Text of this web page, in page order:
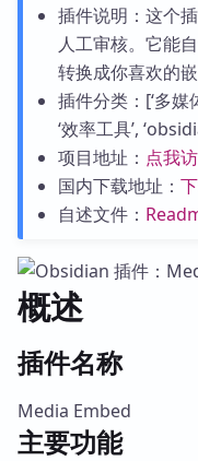
插件说明：这个
人工审核。它能
转换成你喜欢的嵌
插件分类：[‘多媒
‘效率工具’,
项目地址： 点我
国内下载地址：
自述文件：
概述
插件名称
Media Embed
主要功能